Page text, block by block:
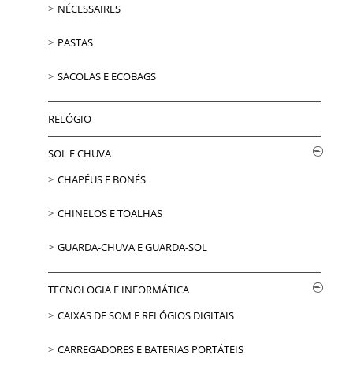
NÉCESSAIRES
PASTAS
SACOLAS E ECOBAGS
RELÓGIO
SOL E CHUVA
CHAPÉUS E BONÉS
CHINELOS E TOALHAS
GUARDA-CHUVA E GUARDA-SOL
TECNOLOGIA E INFORMÁTICA
CAIXAS DE SOM E RELÓGIOS DIGITAIS
CARREGADORES E BATERIAS PORTÁTEIS